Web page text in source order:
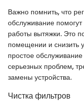
Важно помнить, что
обслуживание
работы вытяжки. Это
помещении и снизить
простое
серьезных проблем,
замены устройства.
Чистка фильтров